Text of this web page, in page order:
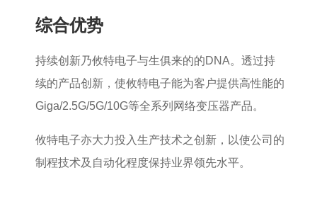
综合优势
持续创新乃攸特电子与生俱来的的DNA。透过持
续的产品创新，使攸特电子能为客户提供高性能的
Giga/2.5G/5G/10G等全系列网络变压器产品。
攸特电子亦大力投入生产技术之创新，以使公司的
制程技术及自动化程度保持业界领先水平。